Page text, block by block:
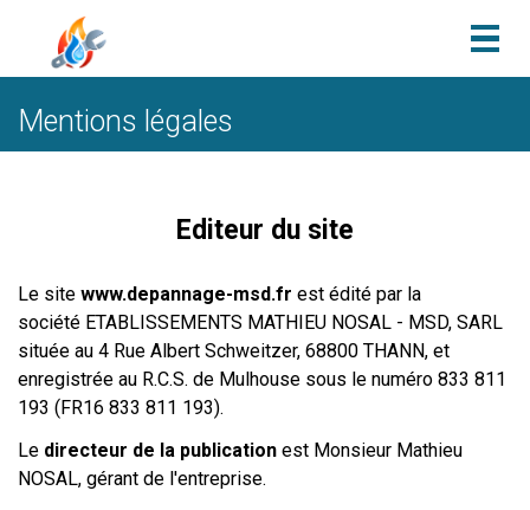
Mentions légales
Editeur du site
Le site www.depannage-msd.fr est édité par la
société ETABLISSEMENTS MATHIEU NOSAL - MSD, SARL
située au 4 Rue Albert Schweitzer, 68800 THANN, et
enregistrée au R.C.S. de Mulhouse sous le numéro 833 811
193 (FR16 833 811 193).
Le directeur de la publication est Monsieur Mathieu
NOSAL, gérant de l'entreprise.